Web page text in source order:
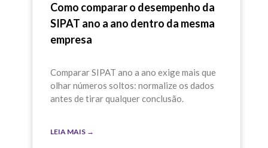
Como comparar o desempenho da
SIPAT ano a ano dentro da mesma
empresa
Comparar SIPAT ano a ano exige mais que
olhar números soltos: normalize os dados
antes de tirar qualquer conclusão.
LEIA MAIS →